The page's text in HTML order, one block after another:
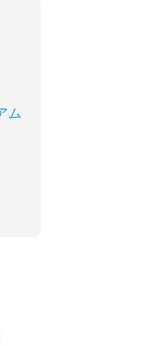
ム